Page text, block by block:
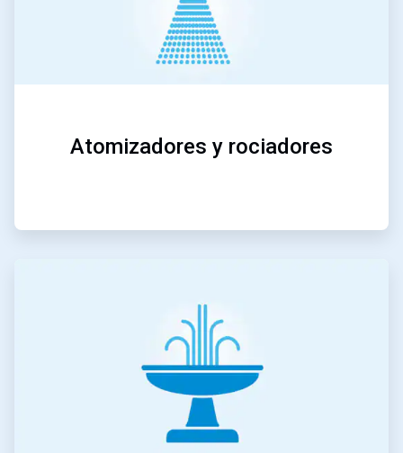
Atomizadores y rociadores